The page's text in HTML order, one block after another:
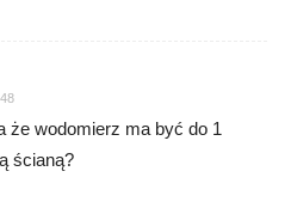
że wodomierz ma być do 1
ścianą?